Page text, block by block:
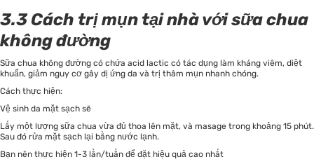
3.3 Cách trị mụn tại nhà với sữa chua
không đường
Sữa chua không đường có chứa acid lactic có tác dụng làm kháng viêm, diệt
khuẩn, giảm nguy cơ gây dị ứng da và trị thâm mụn nhanh chóng.
Cách thực hiện:
Vệ sinh da mặt sạch sẽ
Lấy một lượng sữa chua vừa đủ thoa lên mặt, và masage trong khoảng 15 phút.
Sau đó rửa mặt sạch lại bằng nước lạnh.
Bạn nên thực hiện 1-3 lần/tuần để đặt hiệu quả cao nhất